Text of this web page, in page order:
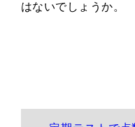
はないでしょうか。